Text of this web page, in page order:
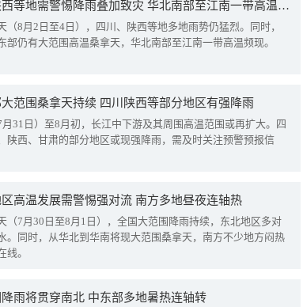
四川陕西等地需警惕降雨叠加致灾 华北南部至江南一带高温频现
（8月2日至4日），四川、陕西等地多地雨势仍猛烈。同时，
部仍有大范围高温桑拿天，华北南部至江南一带高温频现。
范围桑拿天持续 四川陕西等部分地区有强降雨
31日）至8月初，长江中下游及其周围高温范围或再扩大。四
陕西、甘肃的部分地区或现强降雨，需及时关注预警预报信
高温发展需警惕强对流 南方多地昼夜连轴热
（7月30日至8月1日），全国大范围降雨持续，东北地区多对
。同时，从华北到华南将现大范围桑拿天，南方不少地方闷热
线。
雨将贯穿南北 中东部多地暑热连轴转